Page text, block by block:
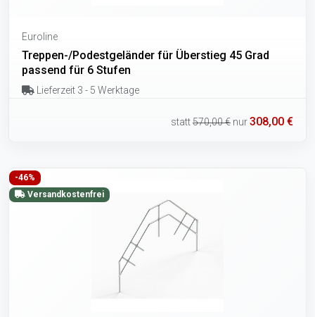
Euroline
Treppen-/Podestgeländer für Überstieg 45 Grad
passend für 6 Stufen
Lieferzeit 3 - 5 Werktage
statt570,00 € nur308,00 €
-46%
Versandkostenfrei